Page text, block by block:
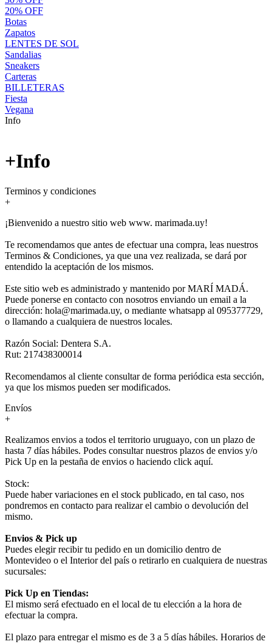
20% OFF
Botas
Zapatos
LENTES DE SOL
Sandalias
Sneakers
Carteras
BILLETERAS
Fiesta
Vegana
Info
+Info
Terminos y condiciones
+
¡Bienvenido a nuestro sitio web www. marimada.uy!
Te recomendamos que antes de efectuar una compra, leas nuestros
Terminos & Condiciones, ya que una vez realizada, se dará por
entendido la aceptación de los mismos.
Este sitio web es administrado y mantenido por MARÍ MADÁ.
Puede ponerse en contacto con nosotros enviando un email a la
dirección: hola@marimada.uy, o mediante whatsapp al 095377729,
o llamando a cualquiera de nuestros locales.
Razón Social: Dentera S.A.
Rut: 217438300014
Recomendamos al cliente consultar de forma periódica esta sección,
ya que los mismos pueden ser modificados.
Envíos
+
Realizamos envios a todos el territorio uruguayo, con un plazo de
hasta 7 días hábiles. Podes consultar nuestros plazos de envios y/o
Pick Up en la pestaña de envios o haciendo click aquí.
Stock:
Puede haber variaciones en el stock publicado, en tal caso, nos
pondremos en contacto para realizar el cambio o devolución del
mismo.
Envios & Pick up
Puedes elegir recibir tu pedido en un domicilio dentro de
Montevideo o el Interior del país o retirarlo en cualquiera de nuestras
sucursales:
Pick Up en Tiendas:
El mismo será efectuado en el local de tu elección a la hora de
efectuar la compra.
El plazo para entregar el mismo es de 3 a 5 días hábiles. Horarios de